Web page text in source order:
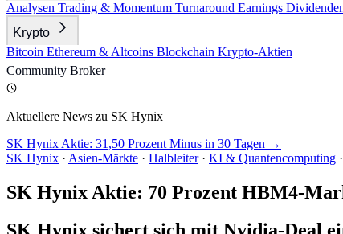
Analysen Trading & Momentum Turnaround Earnings
Krypto
Bitcoin Ethereum & Altcoins Blockchain Krypto-Aktien
Community Broker
Aktuellere News zu SK Hynix
SK Hynix Aktie: 31,50 Prozent Minus in 30 Tagen →
SK Hynix · Asien-Märkte · Halbleiter · KI & Quantencomputing ·
SK Hynix Aktie: 70 Prozent HBM4-